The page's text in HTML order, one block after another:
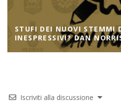
STUFI DEI NUOVI STEMMI
INESPRESSIVI? DAN
Iscriviti alla discussione